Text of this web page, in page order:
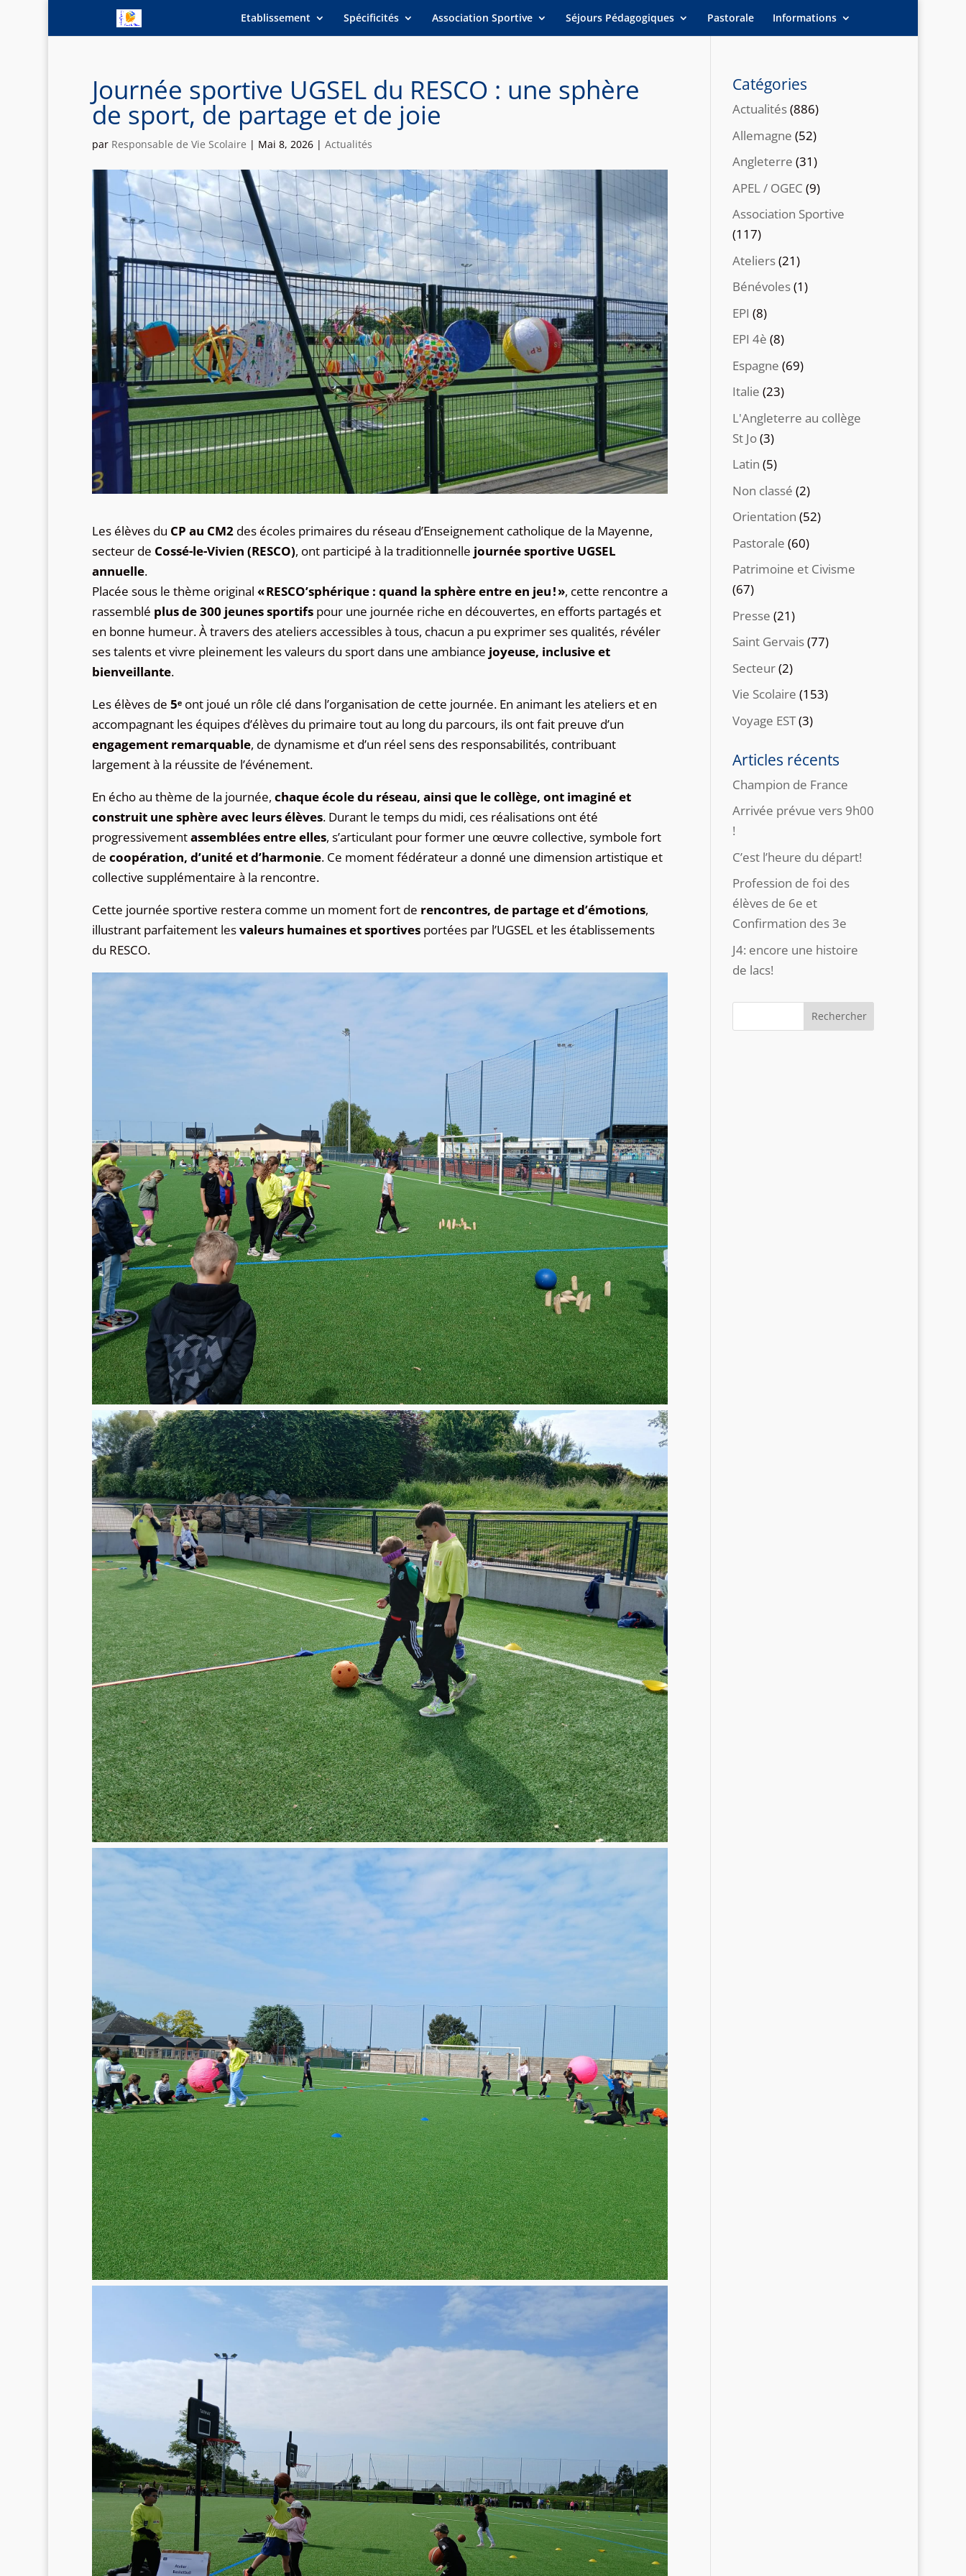
Etablissement Spécificités Association Sportive Séjours Pédagogiques Pastorale Informations
Journée sportive UGSEL du RESCO : une sphère
de sport, de partage et de joie
par Responsable de Vie Scolaire | Mai 8, 2026| Actualités
Les élèves du CP au CM2des écoles primaires du réseau d’Enseignement catholique de la Mayenne,
secteur de Cossé-le-Vivien (RESCO), ont participé à la traditionnelle journée sportive UGSEL
annuelle.
Placée sous le thème original « RESCO’sphérique : quand la sphère entre en jeu ! », cette rencontre a
rassemblé plus de 300 jeunes sportifspour une journée riche en découvertes, en efforts partagés et
en bonne humeur. À travers des ateliers accessibles à tous, chacun a pu exprimer ses qualités, révéler
ses talents et vivre pleinement les valeurs du sport dans une ambiance joyeuse, inclusive et
bienveillante.
Les élèves de 5ᵉont joué un rôle clé dans l’organisation de cette journée. En animant les ateliers et en
accompagnant les équipes d’élèves du primaire tout au long du parcours, ils ont fait preuve d’un
engagement remarquable, de dynamisme et d’un réel sens des responsabilités, contribuant
largement à la réussite de l’événement.
En écho au thème de la journée, chaque école du réseau, ainsi que le collège, ont imaginé et
construit une sphère avec leurs élèves. Durant le temps du midi, ces réalisations ont été
progressivementassemblées entre elles, s’articulant pour former une œuvre collective, symbole fort
de coopération, d’unité et d’harmonie. Ce moment fédérateur a donné une dimension artistique et
collective supplémentaire à la rencontre.
Cette journée sportive restera comme un moment fort de rencontres, de partage et d’émotions,
illustrant parfaitement lesvaleurs humaines et sportivesportées par l’UGSEL et les établissements
du RESCO.
Catégories
Actualités(886)
Allemagne (52)
Angleterre (31)
APEL / OGEC (9)
Association Sportive
(117)
Ateliers(21)
Bénévoles(1)
EPI (8)
EPI 4è (8)
Espagne (69)
Italie (23)
L'Angleterre au collège
St Jo(3)
Latin (5)
Non classé (2)
Orientation (52)
Pastorale (60)
Patrimoine et Civisme
(67)
Presse (21)
Saint Gervais(77)
Secteur(2)
Vie Scolaire (153)
Voyage EST(3)
Articles récents
Champion de France
Arrivée prévue vers 9h00
!
C’est l’heure du départ!
Profession de foi des
élèves de 6e et
Confirmation des 3e
J4: encore une histoire
de lacs!